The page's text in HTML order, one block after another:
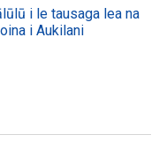
i le tausaga lea na
i Aukilani